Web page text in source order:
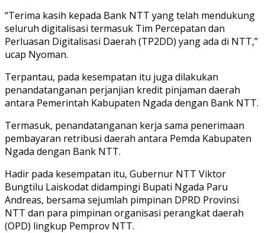
“Terima kasih kepada Bank NTT yang telah mendukung
seluruh digitalisasi termasuk Tim Percepatan dan
Perluasan Digitalisasi Daerah (TP2DD) yang ada di NTT,”
ucap Nyoman.
Terpantau, pada kesempatan itu juga dilakukan
penandatanganan perjanjian kredit pinjaman daerah
antara Pemerintah Kabupaten Ngada dengan Bank NTT.
Termasuk, penandatanganan kerja sama penerimaan
pembayaran retribusi daerah antara Pemda Kabupaten
Ngada dengan Bank NTT.
Hadir pada kesempatan itu, Gubernur NTT Viktor
Bungtilu Laiskodat didampingi Bupati Ngada Paru
Andreas, bersama sejumlah pimpinan DPRD Provinsi
NTT dan para pimpinan organisasi perangkat daerah
(OPD) lingkup Pemprov NTT.